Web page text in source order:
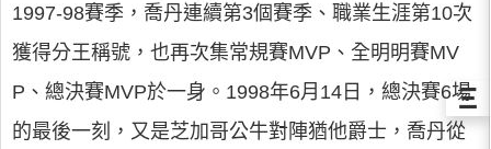
1997-98賽季，喬丹連續第3個賽季、職業生涯第10次
獲得分王稱號，也再次集常規賽MVP、全明明賽MV
P、總決賽MVP於一身。1998年6月14日，總決賽6場
的最後一刻，又是芝加哥公牛對陣猶他爵士，喬丹從
Ξ